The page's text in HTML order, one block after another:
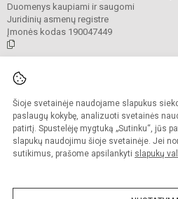
Šioje svetainėje naudojame slapukus
paslaugų kokybę, analizuoti svetainės
patirtį. Spustelėję mygtuką „Sutinku“, jūs
slapukų naudojimu šioje svetainėje. Jei
sutikimus, prašome apsilankyti slapukų
Duomenys kaupiami ir saugomi
Juridinių asmenų registre
Įmonės kodas 190047449
Kopijuoti turinį be raštiško mokyklos
Prieinamumo paraiška
Sumanus būdas atnaujinti